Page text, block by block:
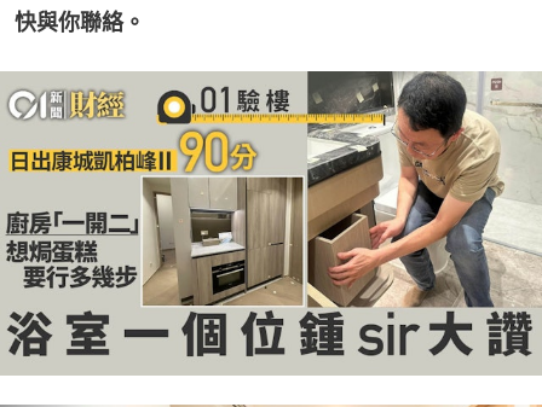
快與你聯絡。